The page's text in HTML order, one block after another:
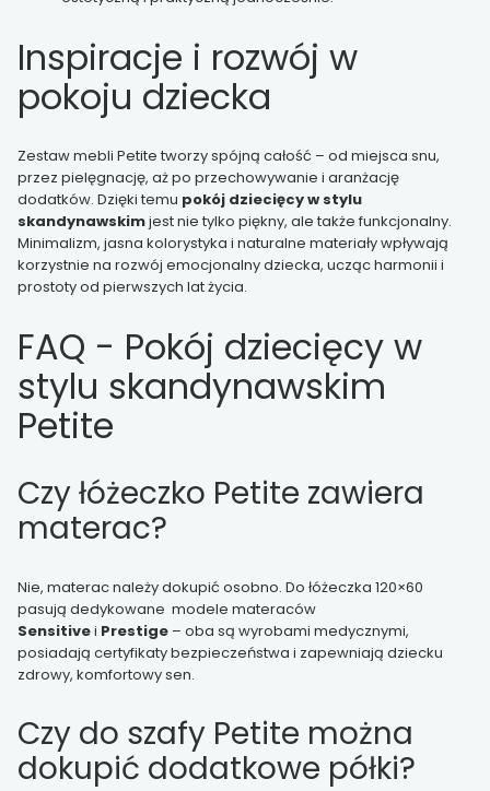
Inspiracje i rozwój w
pokoju dziecka
Zestaw mebli Petite tworzy spójną całość – od miejsca snu,
przez pielęgnację, aż po przechowywanie i aranżację
dodatków. Dzięki temu pokój dziecięcy w stylu
skandynawskimjest nie tylko piękny, ale także funkcjonalny.
Minimalizm, jasna kolorystyka i naturalne materiały wpływają
korzystnie na rozwój emocjonalny dziecka, ucząc harmonii i
prostoty od pierwszych lat życia.
FAQ - Pokój dziecięcy w
stylu skandynawskim
Petite
Czy łóżeczko Petite zawiera
materac?
Nie, materac należy dokupić osobno. Do łóżeczka 120×60
pasują dedykowane modele materaców
Sensitivei Prestige – oba są wyrobami medycznymi,
posiadają certyfikaty bezpieczeństwa i zapewniają dziecku
zdrowy, komfortowy sen.
Czy do szafy Petite można
dokupić dodatkowe półki?